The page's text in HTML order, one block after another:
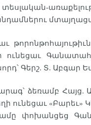
ունեցաւ
Գերշ. Տ. Աբգար
ձեռամբ
«Բարեւ»
փոխանցեց